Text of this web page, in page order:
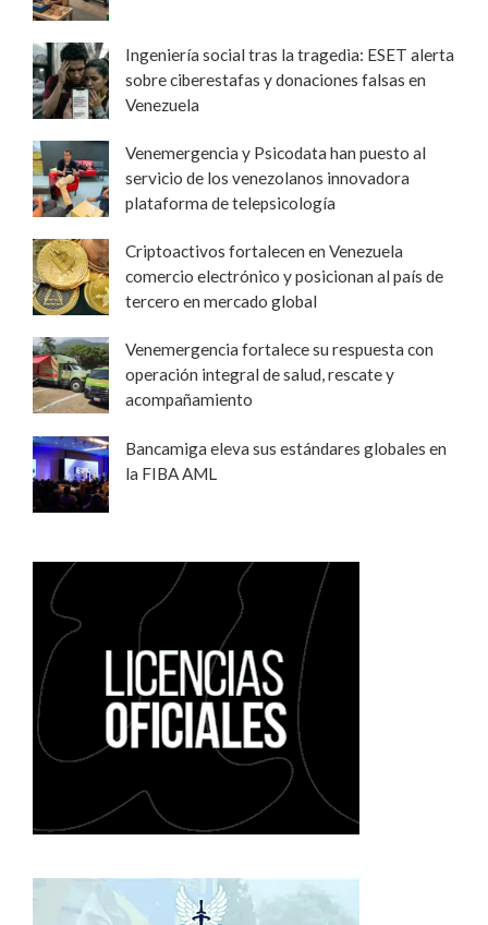
Ingeniería social tras la tragedia: ESET alerta
sobre ciberestafas y donaciones falsas en
Venezuela
Venemergencia y Psicodata han puesto al
servicio de los venezolanos innovadora
plataforma de telepsicología
Criptoactivos fortalecen en Venezuela
comercio electrónico y posicionan al país de
tercero en mercado global
Venemergencia fortalece su respuesta con
operación integral de salud, rescate y
acompañamiento
Bancamiga eleva sus estándares globales en
la FIBA AML